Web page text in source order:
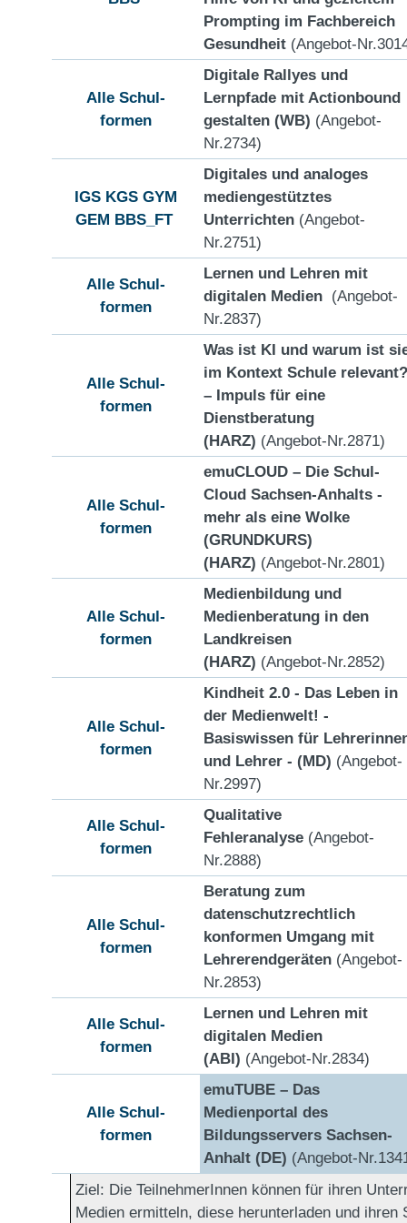
Prompting im Fachbereich
Gesundheit (Angebot-
Alle Schul-
formen
Digitale Rallyes und
Lernpfade mit Actionbound
gestalten (WB) (Angebot-
Nr.2734)
IGS KGS GYM
GEM BBS_FT
Digitales und analoges
mediengestütztes
Unterrichten (Angebot-
Nr.2751)
Alle Schul-
formen
Lernen und Lehren mit
digitalen Medien (Angebot-
Nr.2837)
Alle Schul-
formen
Was ist KI und warum ist
im Kontext Schule relevant?
– Impuls für eine
Dienstberatung
(HARZ) (Angebot-Nr.2871)
Alle Schul-
formen
emuCLOUD – Die Schul-
Cloud Sachsen-Anhalts -
mehr als eine Wolke
(GRUNDKURS)
(HARZ) (Angebot-Nr.2801)
Alle Schul-
formen
Medienbildung und
Medienberatung in den
Landkreisen
(HARZ) (Angebot-Nr.2852)
Alle Schul-
formen
Kindheit 2.0 - Das Leben in
der Medienwelt! -
Basiswissen für
und Lehrer - (MD) (Angebot-
Nr.2997)
Alle Schul-
formen
Qualitative
Fehleranalyse (Angebot-
Nr.2888)
Alle Schul-
formen
Beratung zum
datenschutzrechtlich
konformen Umgang mit
Lehrerendgeräten (Angebot-
Nr.2853)
Alle Schul-
formen
Lernen und Lehren mit
digitalen Medien
(ABI) (Angebot-Nr.2834)
Alle Schul-
formen
emuTUBE – Das
Medienportal des
Bildungsservers Sachsen-
Anhalt (DE) (Angebot-
Ziel: Die TeilnehmerInnen können für ihren
Medien ermitteln, diese herunterladen und ihren